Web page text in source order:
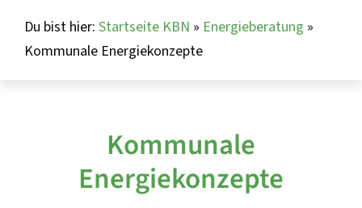
Du bist hier: Startseite KBN » Energieberatung »
Kommunale Energiekonzepte
Kommunale
Energiekonzepte